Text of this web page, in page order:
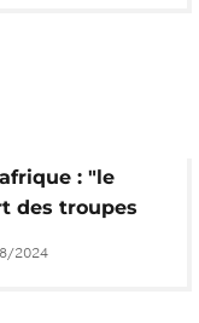
: "le
des troupes
est légal"
2024